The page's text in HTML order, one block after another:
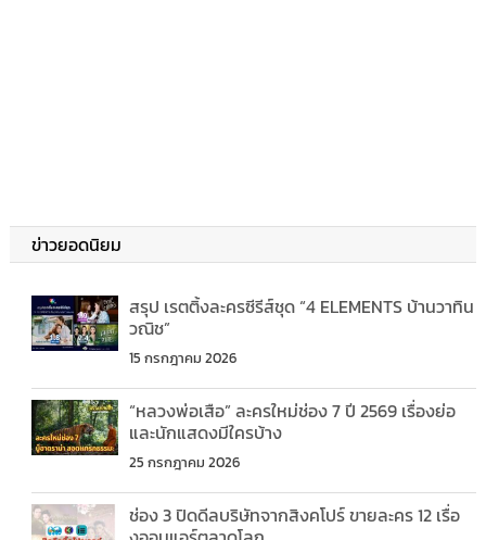
ข่าวยอดนิยม
สรุป เรตติ้งละครซีรีส์ชุด “4 ELEMENTS บ้านวาทิน
วณิช”
15 กรกฎาคม 2026
“หลวงพ่อเสือ” ละครใหม่ช่อง 7 ปี 2569 เรื่องย่อ
และนักแสดงมีใครบ้าง
25 กรกฎาคม 2026
ช่อง 3 ปิดดีลบริษัทจากสิงคโปร์ ขายละคร 12 เรื่อ